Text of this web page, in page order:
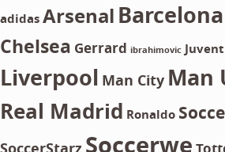
adidasArsenalBarcelona
Chelsea Gerrard ibrahimovic
Liverpool Man City Man
Real Madrid Ronaldo